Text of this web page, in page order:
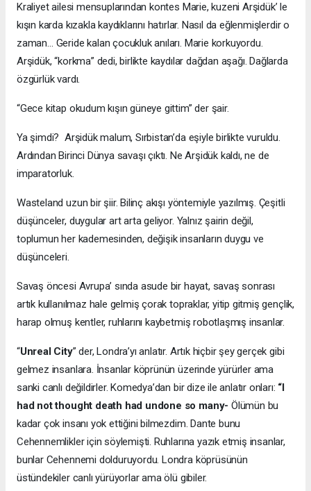
Kraliyet ailesi mensuplarından kontes Marie, kuzeni Arşidük’ le
kışın karda kızakla kaydıklarını hatırlar. Nasıl da eğlenmişlerdir o
zaman… Geride kalan çocukluk anıları. Marie korkuyordu.
Arşidük, “korkma” dedi, birlikte kaydılar dağdan aşağı. Dağlarda
özgürlük vardı.
“Gece kitap okudum kışın güneye gittim” der şair.
Ya şimdi? Arşidük malum, Sırbistan’da eşiyle birlikte vuruldu.
Ardından Birinci Dünya savaşı çıktı. Ne Arşidük kaldı, ne de
imparatorluk.
Wasteland uzun bir şiir. Bilinç akışı yöntemiyle yazılmış. Çeşitli
düşünceler, duygular art arta geliyor. Yalnız şairin değil,
toplumun her kademesinden, değişik insanların duygu ve
düşünceleri.
Savaş öncesi Avrupa’ sında asude bir hayat, savaş sonrası
artık kullanılmaz hale gelmiş çorak topraklar, yitip gitmiş gençlik,
harap olmuş kentler, ruhlarını kaybetmiş robotlaşmış insanlar.
“Unreal City” der, Londra’yı anlatır. Artık hiçbir şey gerçek gibi
gelmez insanlara. İnsanlar köprünün üzerinde yürürler ama
sanki canlı değildirler. Komedya’dan bir dize ile anlatır onları: “I
had not thought death had undone so many- Ölümün bu
kadar çok insanı yok ettiğini bilmezdim. Dante bunu
Cehennemlikler için söylemişti. Ruhlarına yazık etmiş insanlar,
bunlar Cehennemi dolduruyordu. Londra köprüsünün
üstündekiler canlı yürüyorlar ama ölü gibiler.